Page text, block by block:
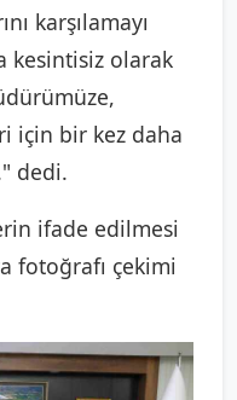
karşılamayı
kesintisiz olarak
için bir kez daha
dedi.
ifade edilmesi
fotoğrafı çekimi